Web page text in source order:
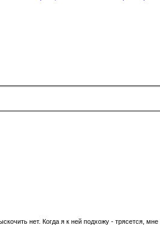
нет. Когда я к ней подхожу - трясется,